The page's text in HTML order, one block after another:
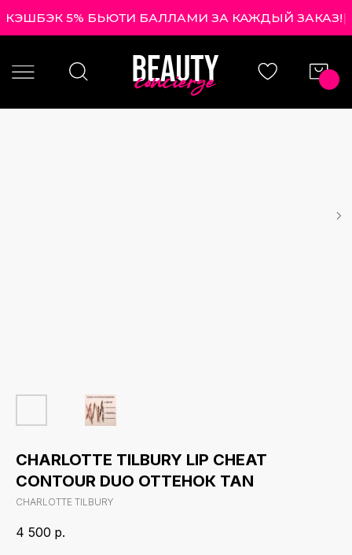
КЭШБЭК 5% БЬЮТИ БАЛЛАМИ ЗА КАЖДЫЙ ЗАКАЗ!|
CHARLOTTE TILBURY LIP CHEAT
CONTOUR DUO ОТТЕНОК TAN
CHARLOTTE TILBURY
4 500 р.